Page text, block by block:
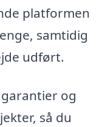
platformen
samtidig
udført.
og
så du